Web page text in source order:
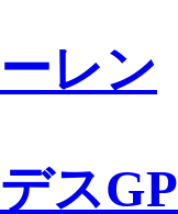
レン
スGP